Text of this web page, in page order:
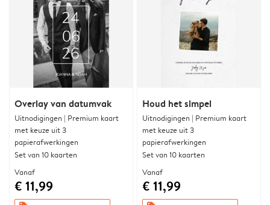
Overlay van datumvak
Uitnodigingen | Premium kaart
met keuze uit 3
papierafwerkingen
Set van 10 kaarten
Vanaf
€ 11,99
Houd het simpel
Uitnodigingen | Premium kaart
met keuze uit 3
papierafwerkingen
Set van 10 kaarten
Vanaf
€ 11,99